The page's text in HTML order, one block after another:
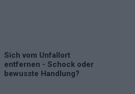
Sich vom Unfallort
entfernen - Schock oder
bewusste Handlung?